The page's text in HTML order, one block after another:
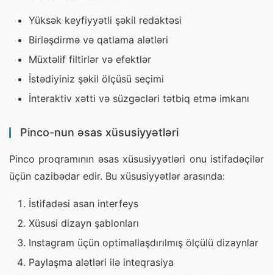
Yüksək keyfiyyətli şəkil redaktəsi
Birləşdirmə və qatlama alətləri
Müxtəlif filtirlər və efektlər
İstədiyiniz şəkil ölçüsü seçimi
İnteraktiv xətti və süzgəcləri tətbiq etmə imkanı
Pinco-nun əsas xüsusiyyətləri
Pinco proqramının əsas xüsusiyyətləri onu istifadəçilər
üçün cazibədar edir. Bu xüsusiyyətlər arasında:
İstifadəsi asan interfeys
Xüsusi dizayn şablonları
Instagram üçün optimallaşdırılmış ölçülü dizaynlar
Paylaşma alətləri ilə inteqrasiya